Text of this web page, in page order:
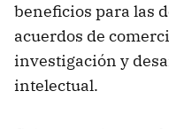
beneficios para las
acuerdos de
investigación y
intelectual.